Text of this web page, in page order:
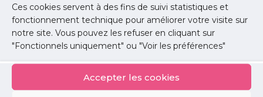
Ces cookies servent à des fins de suivi statistiques et
fonctionnement technique pour améliorer votre visite sur
notre site. Vous pouvez les refuser en cliquant sur
"Fonctionnels uniquement" ou "Voir les préférences"
Accepter les cookies